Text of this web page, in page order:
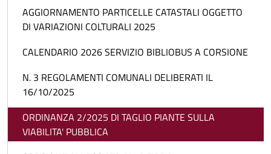
AGGIORNAMENTO PARTICELLE CATASTALI OGGETTO
DI VARIAZIONI COLTURALI 2025
CALENDARIO 2026 SERVIZIO BIBLIOBUS A CORSIONE
N. 3 REGOLAMENTI COMUNALI DELIBERATI IL
16/10/2025
ORDINANZA 2/2025 DI TAGLIO PIANTE SULLA
VIABILITA' PUBBLICA